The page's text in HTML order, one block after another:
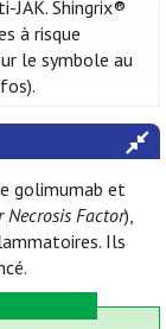
JAK. Shingrix®
à risque
le symbole au
golimumab et
Necrosis Factor),
Ils